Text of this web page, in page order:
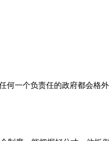
何一个负责任的政府都会格